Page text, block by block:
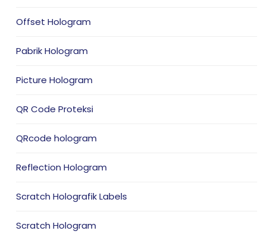
Offset Hologram
Pabrik Hologram
Picture Hologram
QR Code Proteksi
QRcode hologram
Reflection Hologram
Scratch Holografik Labels
Scratch Hologram